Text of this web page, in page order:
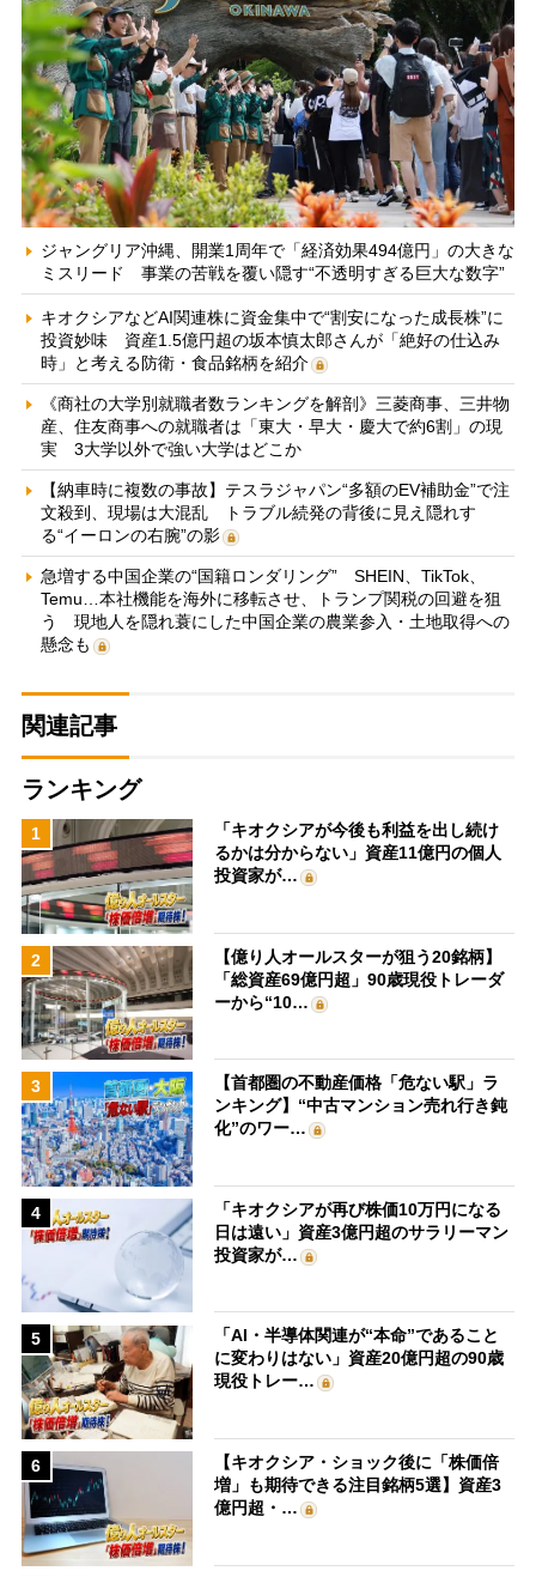
ジャングリア沖縄、開業1周年で「経済効果494億円」の大きな
ミスリード 事業の苦戦を覆い隠す“不透明すぎる巨大な数字”
キオクシアなどAI関連株に資金集中で“割安になった成長株”に
投資妙味 資産1.5億円超の坂本慎太郎さんが「絶好の仕込み
時」と考える防衛・食品銘柄を紹介
《商社の大学別就職者数ランキングを解剖》三菱商事、三井物
産、住友商事への就職者は「東大・早大・慶大で約6割」の現
実 3大学以外で強い大学はどこか
【納車時に複数の事故】テスラジャパン“多額のEV補助金”で注
文殺到、現場は大混乱 トラブル続発の背後に見え隠れす
る“イーロンの右腕”の影
急増する中国企業の“国籍ロンダリング” SHEIN、TikTok、
Temu…本社機能を海外に移転させ、トランプ関税の回避を狙
う 現地人を隠れ蓑にした中国企業の農業参入・土地取得への
懸念も
関連記事
ランキング
1
「キオクシアが今後も利益を出し続け
るかは分からない」資産11億円の個人
投資家が…
2
【億り人オールスターが狙う20銘柄】
「総資産69億円超」90歳現役トレーダ
ーから“10…
3
【首都圏の不動産価格「危ない駅」ラ
ンキング】“中古マンション売れ行き鈍
化”のワー…
4
「キオクシアが再び株価10万円になる
日は遠い」資産3億円超のサラリーマン
投資家が…
5
「AI・半導体関連が“本命”であること
に変わりはない」資産20億円超の90歳
現役トレー…
6
【キオクシア・ショック後に「株価倍
増」も期待できる注目銘柄5選】資産3
億円超・…